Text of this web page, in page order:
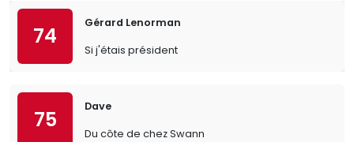
74
Gérard Lenorman
Si j'étais président
75
Dave
Du côte de chez Swann